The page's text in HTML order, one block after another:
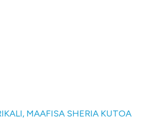
MAAFISA SHERIA KUTOA